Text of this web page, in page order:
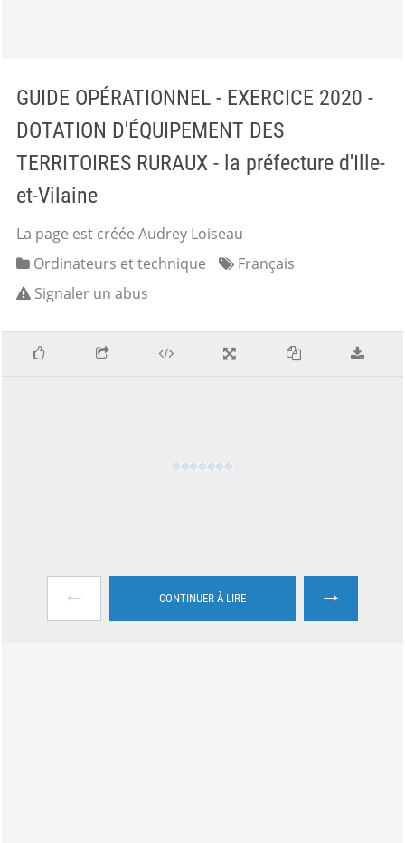
GUIDE OPÉRATIONNEL - EXERCICE 2020 -
DOTATION D'ÉQUIPEMENT DES
TERRITOIRES RURAUX - la préfecture d'Ille-
et-Vilaine
La page est créée Audrey Loiseau
Ordinateurs et technique
Français
Signaler un abus
← CONTINUER À LIRE →